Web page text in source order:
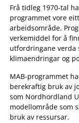
Frå tidleg 1970-tal
programmet vore
arbeidsområde.
verkemiddel for å
utfordringane verda
klimaendringar og
MAB-programmet
berekraftig bruk av
som Nordhordland
modellområde som
bruk av ressursar.